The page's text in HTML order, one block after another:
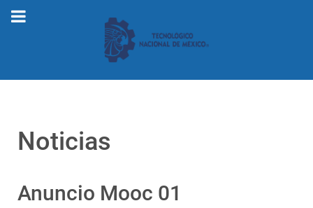
Noticias
Anuncio Mooc 01